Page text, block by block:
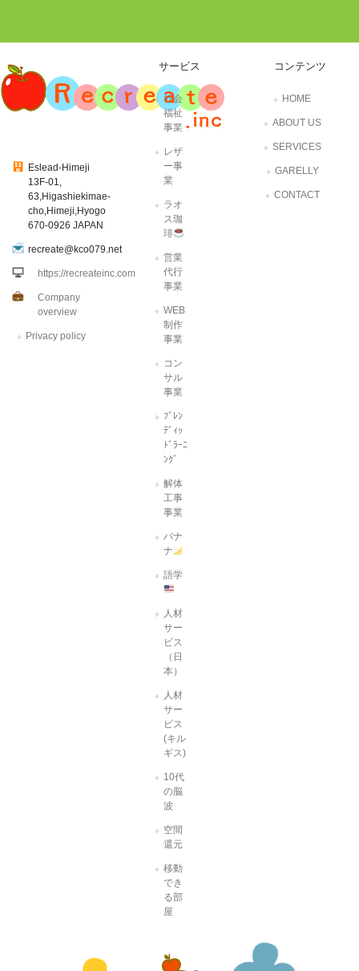
Eslead-Himeji
13F-01,
63,Higashiekimae-
cho,Himeji,Hyogo
670-0926 JAPAN
recreate@kco079.net
https://recreateinc.com
Company
overview
Privacy policy
サービス
社会
福祉
事業
レザ
ー事
業
ラオ
ス珈
琲
営業
代行
事業
WEB
制作
事業
コン
サル
事業
ﾌﾞﾚﾝ
ﾃﾞｨｯ
ﾄﾞﾗｰﾆ
ﾝｸﾞ
解体
工事
事業
バナ
ナ
語学
人材
サー
ビス
（日
本）
人材
サー
ビス
(キル
ギス)
10代
の脳
波
空間
還元
移動
でき
る部
屋
コンテンツ
HOME
ABOUT US
SERVICES
GARELLY
CONTACT